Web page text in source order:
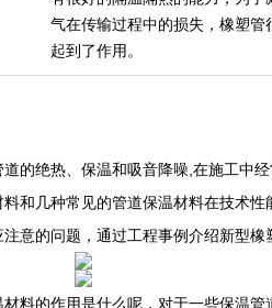
气在传输过程中的损失，橡塑管
起到了作用。
的绝热、保温和吸音降噪,在施工中
和几种常见的管道保温材料在技术
意的问题，通过工程事例介绍新型橡
料的作用是什么呢，对于一些保温